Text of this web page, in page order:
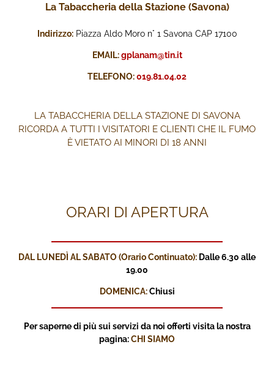
La Tabaccheria della Stazione (Savona)
Indirizzo:Piazza Aldo Moro n° 1 Savona CAP 17100
EMAIL: gplanam@tin.it
TELEFONO:019.81.04.02
LA TABACCHERIA DELLA STAZIONE DI SAVONA
RICORDA A TUTTI I VISITATORI E CLIENTI CHE IL FUMO
È VIETATO AI MINORI DI 18 ANNI
ORARI DI APERTURA
DAL LUNEDÌ AL SABATO (Orario Continuato): Dalle 6.30 alle
19.00
DOMENICA: Chiusi
Per saperne di più sui servizi da noi offerti visita la nostra
pagina:CHI SIAMO